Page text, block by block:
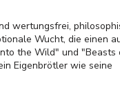
wertungsfrei,
Wucht, die einen
the Wild" und "Beasts
Eigenbrötler wie seine